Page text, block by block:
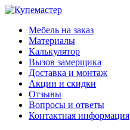
Мебель на заказ
Материалы
Калькулятор
Вызов замерщика
Доставка и монтаж
Акции и скидки
Отзывы
Вопросы и ответы
Контактная информация